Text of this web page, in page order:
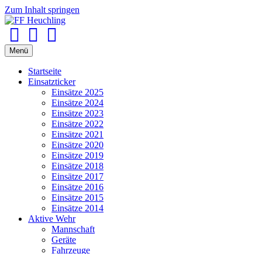
Zum Inhalt springen
Menü
Startseite
Einsatzticker
Einsätze 2025
Einsätze 2024
Einsätze 2023
Einsätze 2022
Einsätze 2021
Einsätze 2020
Einsätze 2019
Einsätze 2018
Einsätze 2017
Einsätze 2016
Einsätze 2015
Einsätze 2014
Aktive Wehr
Mannschaft
Geräte
Fahrzeuge